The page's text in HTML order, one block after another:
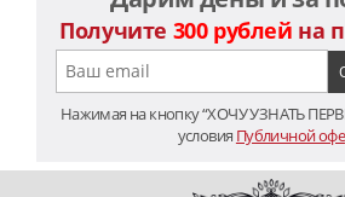
Получите 300 рублей на
Нажимая на кнопку “ХОЧУ УЗНАТЬ
условия Публичной